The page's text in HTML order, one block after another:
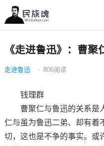
《走进鲁迅》：曹聚
走进鲁迅 · 806阅读
钱理群
曹聚仁与鲁迅的关系是
仁与虽为鲁迅二弟、却有着
切，这也是不争的事实。或